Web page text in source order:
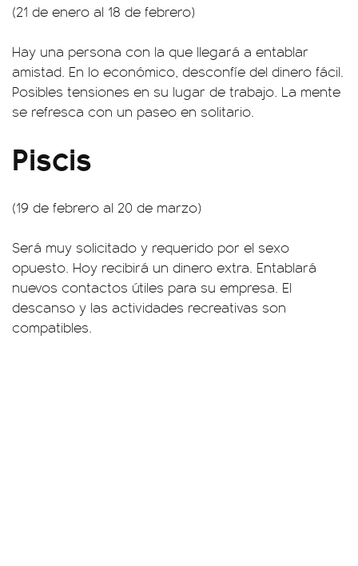
(21 de enero al 18 de febrero)
Hay una persona con la que llegará a entablar
amistad. En lo económico, desconfíe del dinero fácil.
Posibles tensiones en su lugar de trabajo. La mente
se refresca con un paseo en solitario.
Piscis
(19 de febrero al 20 de marzo)
Será muy solicitado y requerido por el sexo
opuesto. Hoy recibirá un dinero extra. Entablará
nuevos contactos útiles para su empresa. El
descanso y las actividades recreativas son
compatibles.